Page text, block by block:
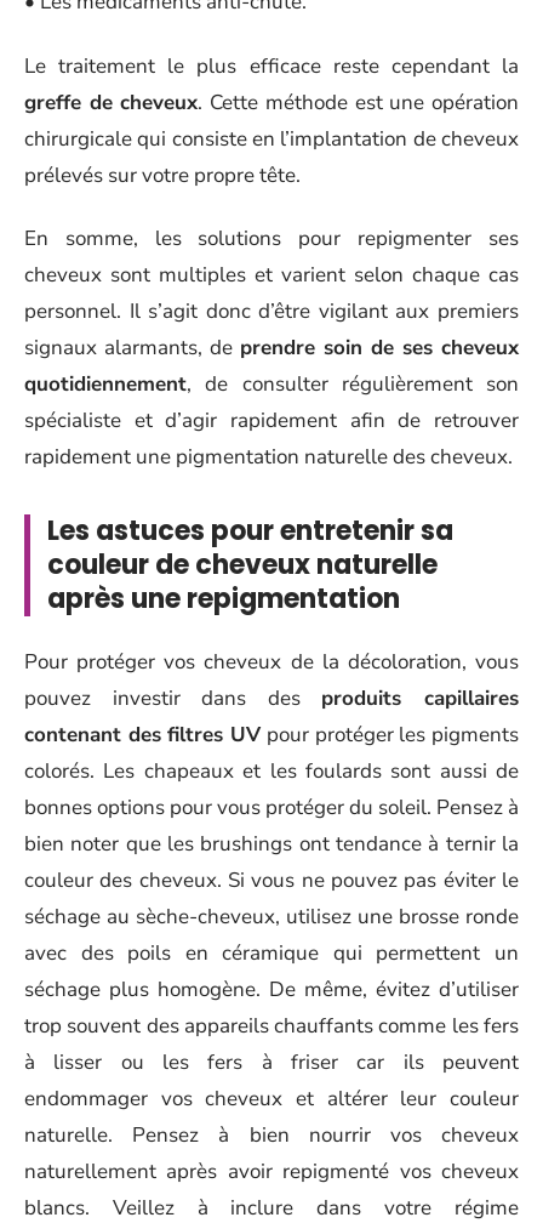
Le traitement le plus efficace reste cependant la
greffe de cheveux. Cette méthode est une opération
chirurgicale qui consiste en l’implantation de cheveux
prélevés sur votre propre tête.
En somme, les solutions pour repigmenter ses
cheveux sont multiples et varient selon chaque cas
personnel. Il s’agit donc d’être vigilant aux premiers
signaux alarmants, de prendre soin de ses cheveux
quotidiennement, de consulter régulièrement son
spécialiste et d’agir rapidement afin de retrouver
rapidement une pigmentation naturelle des cheveux.
Les astuces pour entretenir sa
couleur de cheveux naturelle
après une repigmentation
Pour protéger vos cheveux de la décoloration, vous
pouvez investir dans des produits capillaires
contenant des filtres UVpour protéger les pigments
colorés. Les chapeaux et les foulards sont aussi de
bonnes options pour vous protéger du soleil. Pensez à
bien noter que les brushings ont tendance à ternir la
couleur des cheveux. Si vous ne pouvez pas éviter le
séchage au sèche-cheveux, utilisez une brosse ronde
avec des poils en céramique qui permettent un
séchage plus homogène. De même, évitez d’utiliser
trop souvent des appareils chauffants comme les fers
à lisser ou les fers à friser car ils peuvent
endommager vos cheveux et altérer leur couleur
naturelle. Pensez à bien nourrir vos cheveux
naturellement après avoir repigmenté vos cheveux
blancs. Veillez à inclure dans votre régime